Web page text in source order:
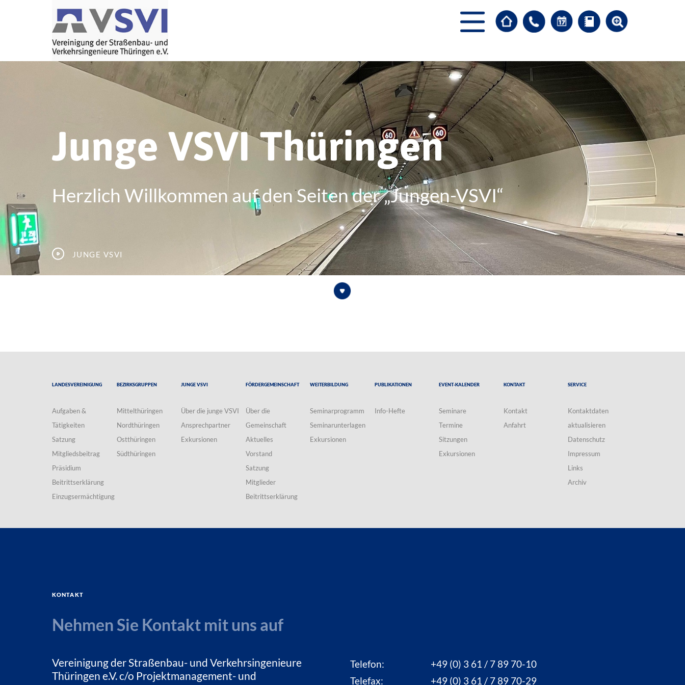
Junge VSVI Thüringen
Herzlich Willkommen auf den Seiten der „Jungen-VSVI“
Junge VSVI
Landesvereinigung
Aufgaben &
Tätigkeiten
Satzung
Mitgliedsbeitrag
Präsidium
Beitrittserklärung
Einzugsermächtigung
Bezirksgruppen
Mittelthüringen
Nordthüringen
Ostthüringen
Südthüringen
Junge VSVI
Über die junge VSVI
Ansprechpartner
Exkursionen
Fördergemeinschaft
Über die
Gemeinschaft
Aktuelles
Vorstand
Satzung
Mitglieder
Beitrittserklärung
Weiterbildung
Seminarprogramm
Seminarunterlagen
Exkursionen
Publikationen
Info-Hefte
Event-Kalender
Seminare
Termine
Sitzungen
Exkursionen
Kontakt
Kontakt
Anfahrt
Service
Kontaktdaten
aktualisieren
Datenschutz
Impressum
Links
Archiv
Kontakt
Nehmen Sie Kontakt mit uns auf
Vereinigung der Straßenbau- und Verkehrsingenieure
Thüringen e.V. c/o Projektmanagement- und
Telefon:
+49 (0) 3 61 / 7 89 70-10
Telefax:
+49 (0) 3 61 / 7 89 70-29